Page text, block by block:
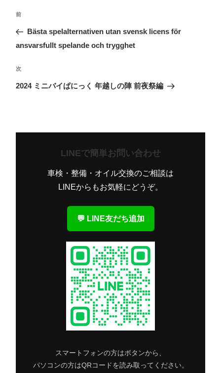
投
ナ
ビ
ゲ
シ
前
の
投
前
Bästa spelalternativen utan svensk licens för
ansvarsfullt spelande och trygghet
次
の
次
2024 ミニバイぱにっく 年越しの陣 前夜祭編
LINEで簡単お問い合わせ
車検・整備・オイル交換のご相談は
LINEからもお気軽にどうぞ。
💬 LINE友だち追加
スマートフォンの方はボタンから、
パソコンの方はQRコードを読み取ってください。